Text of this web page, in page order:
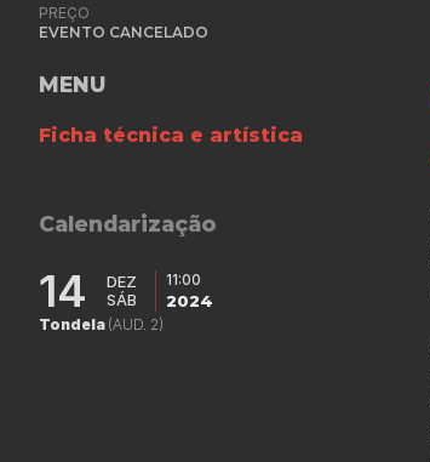
PREÇO
EVENTO CANCELADO
MENU
Ficha técnica e artística
Calendarização
14
DEZ
SÁB
11:00
2024
Tondela (AUD. 2)